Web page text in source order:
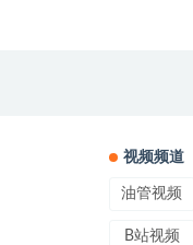
视频频道
油管视频
B站视频